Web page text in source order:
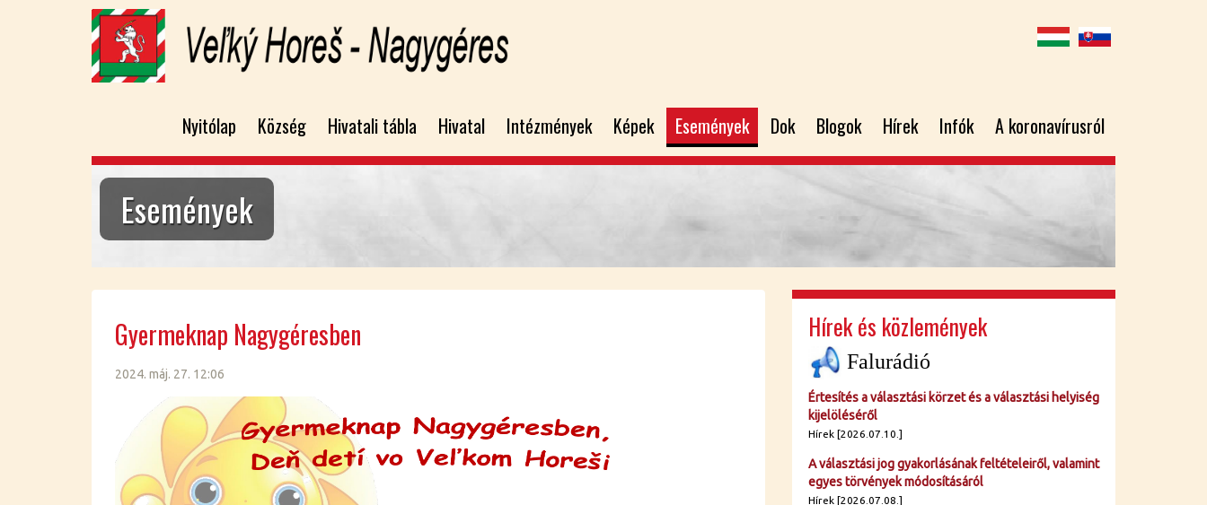
Nyitólap Község Hivatali tábla Hivatal Intézmények Képek Események Dok Blogok Hírek Infók A koronavírusról
Események
Gyer­mek­nap Nagy­gé­res­ben
2024. máj. 27. 12:06
Hírek és közlemények
Falurádió
Értesítés a választási körzet és a választási helyiség
kijelöléséről
Hírek [2026.07.10.]
A választási jog gyakorlásának feltételeiről, valamint
egyes törvények módosításáról
Hírek [2026.07.08.]